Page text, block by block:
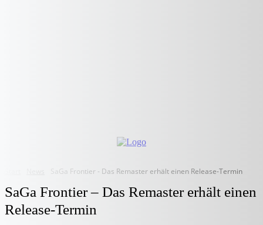
SaGa Frontier - Das Remaster erhält einen Release-Termin
SaGa Frontier – Das Remaster erhält einen
Release-Termin